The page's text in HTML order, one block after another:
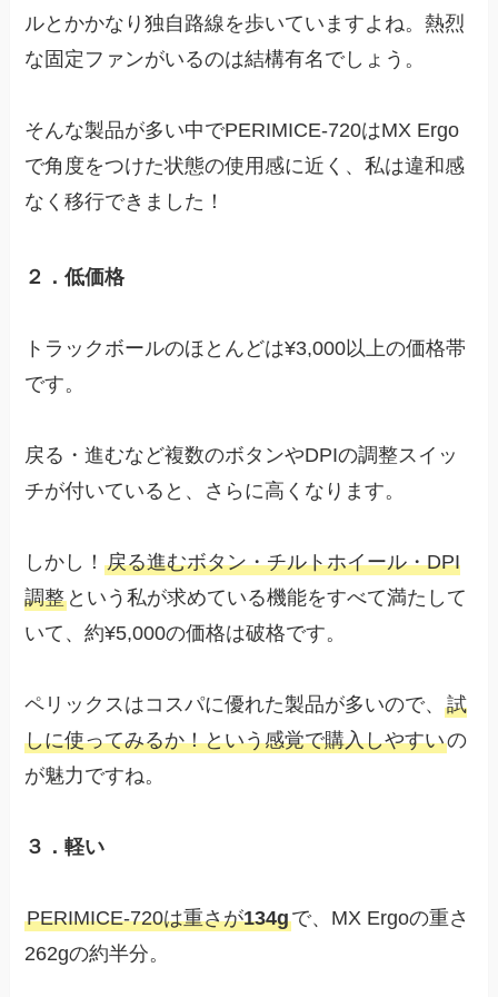
ルとかかなり独自路線を歩いていますよね。熱烈
な固定ファンがいるのは結構有名でしょう。
そんな製品が多い中でPERIMICE-720はMX Ergo
で角度をつけた状態の使用感に近く、私は違和感
なく移行できました！
２．低価格
トラックボールのほとんどは¥3,000以上の価格帯
です。
戻る・進むなど複数のボタンやDPIの調整スイッ
チが付いていると、さらに高くなります。
しかし！戻る進むボタン・チルトホイール・DPI
調整 という私が求めている機能をすべて満たして
いて、約¥5,000の価格は破格です。
ペリックスはコスパに優れた製品が多いので、試
しに使ってみるか！という感覚で購入しやすいの
が魅力ですね。
３．軽い
PERIMICE-720は重さが134gで、MX Ergoの重さ
262gの約半分。